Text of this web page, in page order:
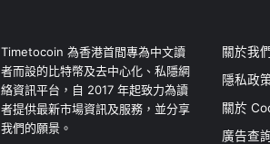
Timetocoin 為香港首間專為中文讀
者而設的比特幣及去中心化、私隱網
絡資訊平台，自 2017 年起致力為讀
者提供最新市場資訊及服務，並分享
我們的願景。
關於我們
隱私政
關於
廣告查